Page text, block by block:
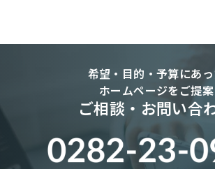
希望・目的・予算にあ
ホームページをご提案
ご相談・お問い合